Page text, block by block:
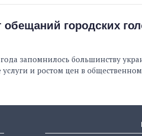
городских
запомнилось большинству
и ростом цен в общественном